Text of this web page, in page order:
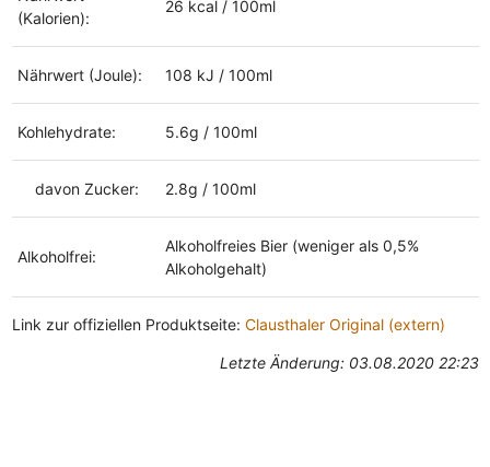
(Kalorien):
26 kcal / 100ml
Nährwert (Joule): 108 kJ / 100ml
Kohlehydrate: 5.6g / 100ml
davon Zucker: 2.8g / 100ml
Alkoholfrei:
Alkoholfreies Bier (weniger als 0,5%
Alkoholgehalt)
Link zur offiziellen Produktseite: Clausthaler Original (extern)
Letzte Änderung: 03.08.2020 22:23